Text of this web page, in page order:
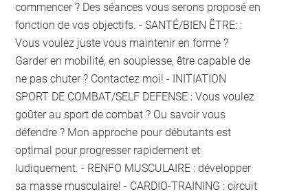
commencer ? Des séances vous serons proposé en
fonction de vos objectifs. - SANTÉ/BIEN ÊTRE: :
Vous voulez juste vous maintenir en forme ?
Garder en mobilité, en souplesse, être capable de
ne pas chuter ? Contactez moi! - INITIATION
SPORT DE COMBAT/SELF DEFENSE : Vous voulez
goûter au sport de combat ? Ou savoir vous
défendre ? Mon approche pour débutants est
optimal pour progresser rapidement et
ludiquement. - RENFO MUSCULAIRE : développer
sa masse musculaire! - CARDIO-TRAINING : circuit